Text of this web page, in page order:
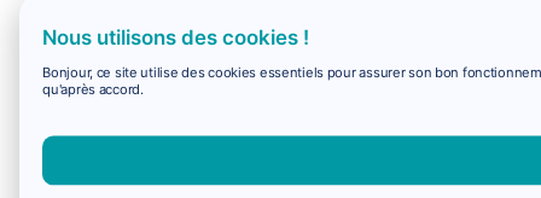
Nous utilisons des cookies !
Bonjour, ce site utilise des cookies essentiels pour assurer son bon
qu'après accord.